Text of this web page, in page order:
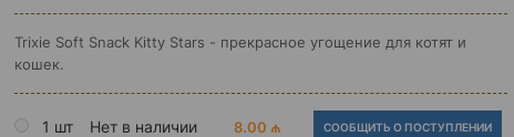
Trixie Soft Snack Kitty Stars - прекрасное угощение для котят и
кошек.
1 шт Нет в наличии 8.00 ₼ СООБЩИТЬ О ПОСТУПЛЕНИИ